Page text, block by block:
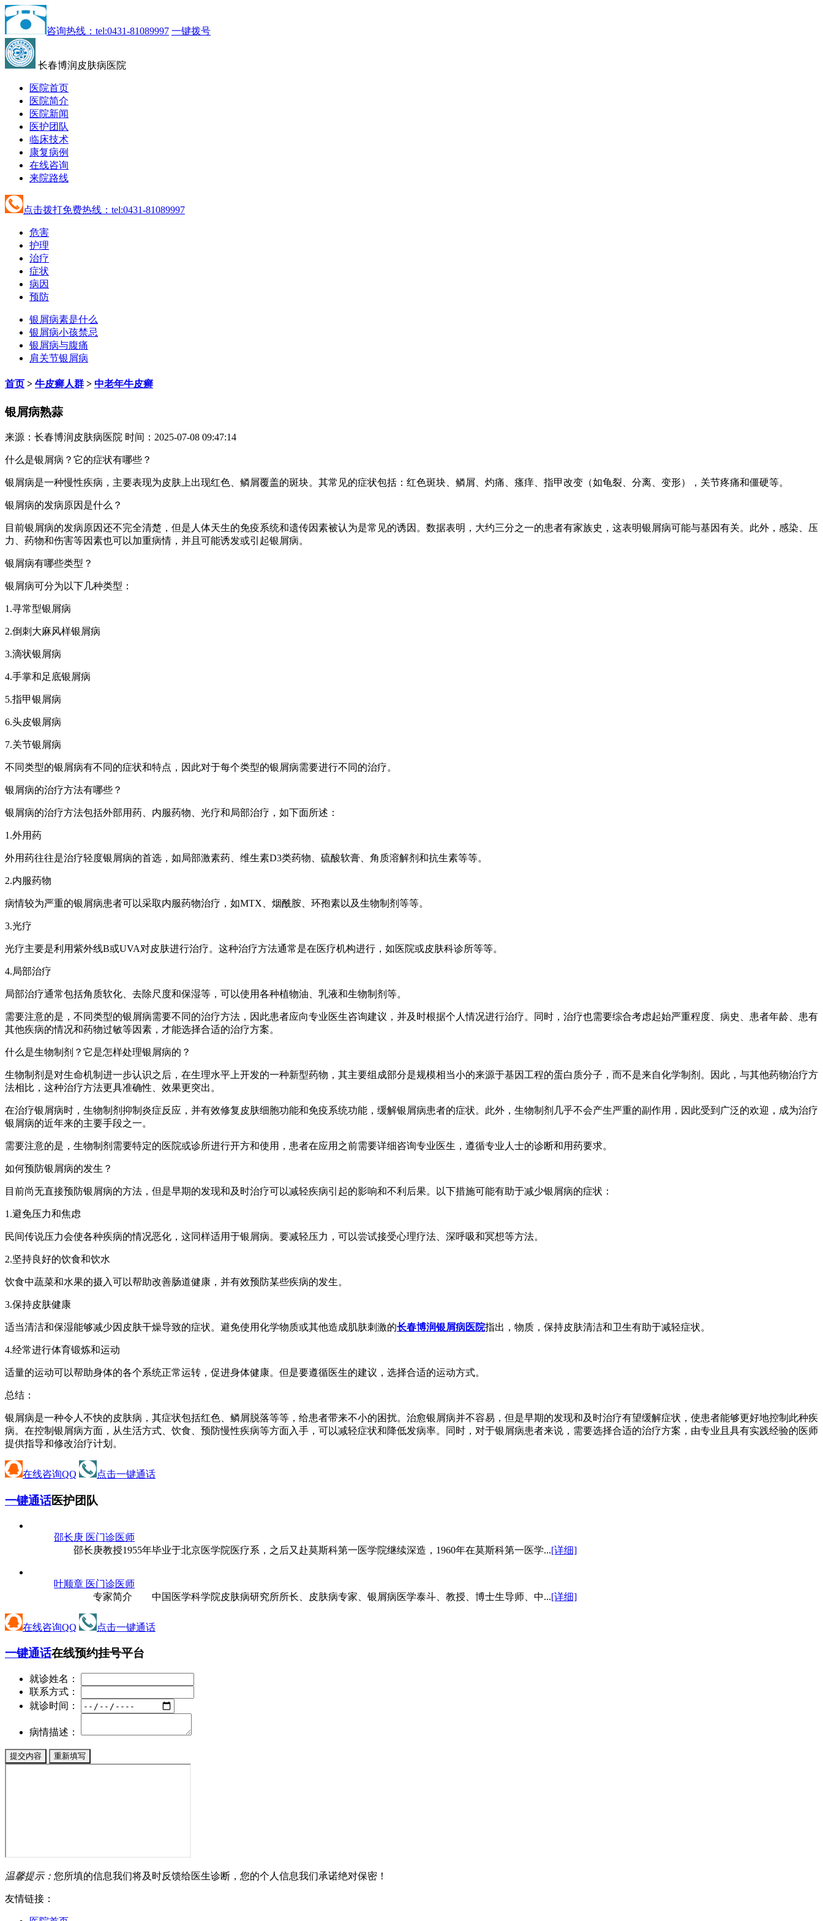
咨询热线：tel:0431-81089997 一键拨号
长春博润皮肤病医院
医院首页
医院简介
医院新闻
医护团队
临床技术
康复病例
在线咨询
来院路线
点击拨打免费热线：tel:0431-81089997
危害
护理
治疗
症状
病因
预防
银屑病素是什么
银屑病小孩禁忌
银屑病与腹痛
肩关节银屑病
首页 > 牛皮癣人群 > 中老年牛皮癣
银屑病熟蒜
来源：长春博润皮肤病医院 时间：2025-07-08 09:47:14
什么是银屑病？它的症状有哪些？
银屑病是一种慢性疾病，主要表现为皮肤上出现红色、鳞屑覆盖的斑块。其常见的症状包括：红色斑块、鳞屑、灼痛、瘙痒、指甲改变（如龟裂、分离、变形），关节疼痛和僵硬等。
银屑病的发病原因是什么？
目前银屑病的发病原因还不完全清楚，但是人体天生的免疫系统和遗传因素被认为是常见的诱因。数据表明，大约三分之一的患者有家族史，这表明银屑病可能与基因有关。此外，感染、压
力、药物和伤害等因素也可以加重病情，并且可能诱发或引起银屑病。
银屑病有哪些类型？
银屑病可分为以下几种类型：
1.寻常型银屑病
2.倒刺大麻风样银屑病
3.滴状银屑病
4.手掌和足底银屑病
5.指甲银屑病
6.头皮银屑病
7.关节银屑病
不同类型的银屑病有不同的症状和特点，因此对于每个类型的银屑病需要进行不同的治疗。
银屑病的治疗方法有哪些？
银屑病的治疗方法包括外部用药、内服药物、光疗和局部治疗，如下面所述：
1.外用药
外用药往往是治疗轻度银屑病的首选，如局部激素药、维生素D3类药物、硫酸软膏、角质溶解剂和抗生素等等。
2.内服药物
病情较为严重的银屑病患者可以采取内服药物治疗，如MTX、烟酰胺、环孢素以及生物制剂等等。
3.光疗
光疗主要是利用紫外线B或UVA对皮肤进行治疗。这种治疗方法通常是在医疗机构进行，如医院或皮肤科诊所等等。
4.局部治疗
局部治疗通常包括角质软化、去除尺度和保湿等，可以使用各种植物油、乳液和生物制剂等。
需要注意的是，不同类型的银屑病需要不同的治疗方法，因此患者应向专业医生咨询建议，并及时根据个人情况进行治疗。同时，治疗也需要综合考虑起始严重程度、病史、患者年龄、患有
其他疾病的情况和药物过敏等因素，才能选择合适的治疗方案。
什么是生物制剂？它是怎样处理银屑病的？
生物制剂是对生命机制进一步认识之后，在生理水平上开发的一种新型药物，其主要组成部分是规模相当小的来源于基因工程的蛋白质分子，而不是来自化学制剂。因此，与其他药物治疗方
法相比，这种治疗方法更具准确性、效果更突出。
在治疗银屑病时，生物制剂抑制炎症反应，并有效修复皮肤细胞功能和免疫系统功能，缓解银屑病患者的症状。此外，生物制剂几乎不会产生严重的副作用，因此受到广泛的欢迎，成为治疗
银屑病的近年来的主要手段之一。
需要注意的是，生物制剂需要特定的医院或诊所进行开方和使用，患者在应用之前需要详细咨询专业医生，遵循专业人士的诊断和用药要求。
如何预防银屑病的发生？
目前尚无直接预防银屑病的方法，但是早期的发现和及时治疗可以减轻疾病引起的影响和不利后果。以下措施可能有助于减少银屑病的症状：
1.避免压力和焦虑
民间传说压力会使各种疾病的情况恶化，这同样适用于银屑病。要减轻压力，可以尝试接受心理疗法、深呼吸和冥想等方法。
2.坚持良好的饮食和饮水
饮食中蔬菜和水果的摄入可以帮助改善肠道健康，并有效预防某些疾病的发生。
3.保持皮肤健康
适当清洁和保湿能够减少因皮肤干燥导致的症状。避免使用化学物质或其他造成肌肤刺激的长春博润银屑病医院指出，物质，保持皮肤清洁和卫生有助于减轻症状。
4.经常进行体育锻炼和运动
适量的运动可以帮助身体的各个系统正常运转，促进身体健康。但是要遵循医生的建议，选择合适的运动方式。
总结：
银屑病是一种令人不快的皮肤病，其症状包括红色、鳞屑脱落等等，给患者带来不小的困扰。治愈银屑病并不容易，但是早期的发现和及时治疗有望缓解症状，使患者能够更好地控制此种疾
病。在控制银屑病方面，从生活方式、饮食、预防慢性疾病等方面入手，可以减轻症状和降低发病率。同时，对于银屑病患者来说，需要选择合适的治疗方案，由专业且具有实践经验的医师
提供指导和修改治疗计划。
在线咨询QQ 点击一键通话
一键通话医护团队
邵长庚 医门诊医师
邵长庚教授1955年毕业于北京医学院医疗系，之后又赴莫斯科第一医学院继续深造，1960年在莫斯科第一医学...[详细]
叶顺章 医门诊医师
专家简介 中国医学科学院皮肤病研究所所长、皮肤病专家、银屑病医学泰斗、教授、博士生导师、中...[详细]
在线咨询QQ 点击一键通话
一键通话在线预约挂号平台
就诊姓名：
联系方式：
就诊时间：
病情描述：
温馨提示： 您所填的信息我们将及时反馈给医生诊断，您的个人信息我们承诺绝对保密！
友情链接：